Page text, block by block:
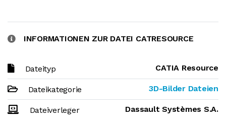
INFORMATIONEN ZUR DATEI CATRESOURCE
Dateityp CATIA Resource
Dateikategorie 3D-Bilder Dateien
Dateiverleger Dassault Systèmes S.A.